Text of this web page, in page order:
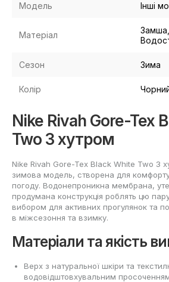
Модель Інші
Матеріал
Сезон Зима
Колір
Nike Rivah Gore-Tex
Two З хутром
Nike Rivah Gore-Tex Black White Two З
зимова модель, створена для
погоду. Водонепроникна мембрана,
продумана конструкція роблять цю
вибором для активних прогулянок та
в міжсезоння та взимку.
Матеріали та якість
Верх з натуральної шкіри та
водовідштовхувальним